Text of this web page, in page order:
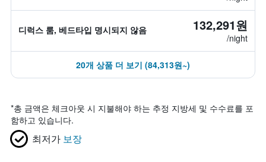
디럭스 룸, 베드타입 명시되지 않음 132,291원
/night
20개 상품 더 보기 (84,313원~)
*총 금액은 체크아웃 시 지불해야 하는 추정 지방세 및 수수료를 포
함하고 있습니다.
최저가 보장